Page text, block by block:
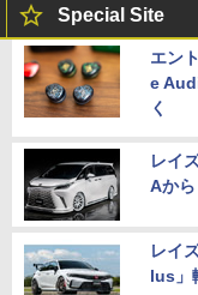
Special Site
エン
e
く
レイ
Aから
レイ
lus」